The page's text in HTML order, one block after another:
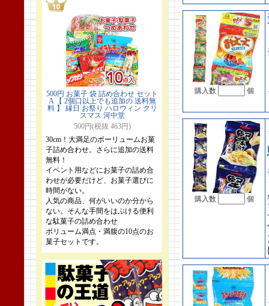
500円 お菓子 袋 詰め合わせ セット
A 【 2個口以上でも追加の 送料無
料 】 縁日 お祭り ハロウィン クリ
スマス 河中堂
500円(税抜 463円)
30cm！大満足のボーリュームお菓
子詰め合わせ。さらに追加の送料
無料！
イベント用などにお菓子の詰め合
わせが必要だけど、お菓子選びに
時間がない。
人気の商品、何がいいのか分から
ない。そんな手間をはぶける便利
な駄菓子の詰め合わせ
ボリューム満点・満腹の10点のお
菓子セットです。
購入数 個
購入数 個